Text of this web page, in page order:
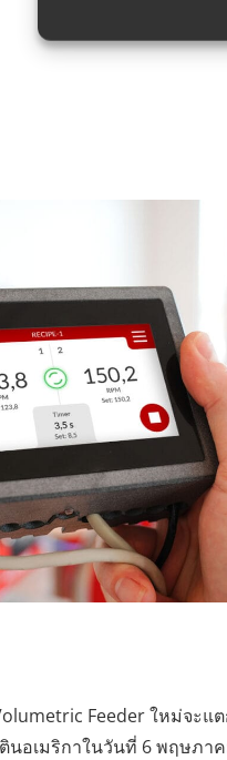
Feeder ใหม่จะ
อเมริกาในวันที่ 6 พฤษภา